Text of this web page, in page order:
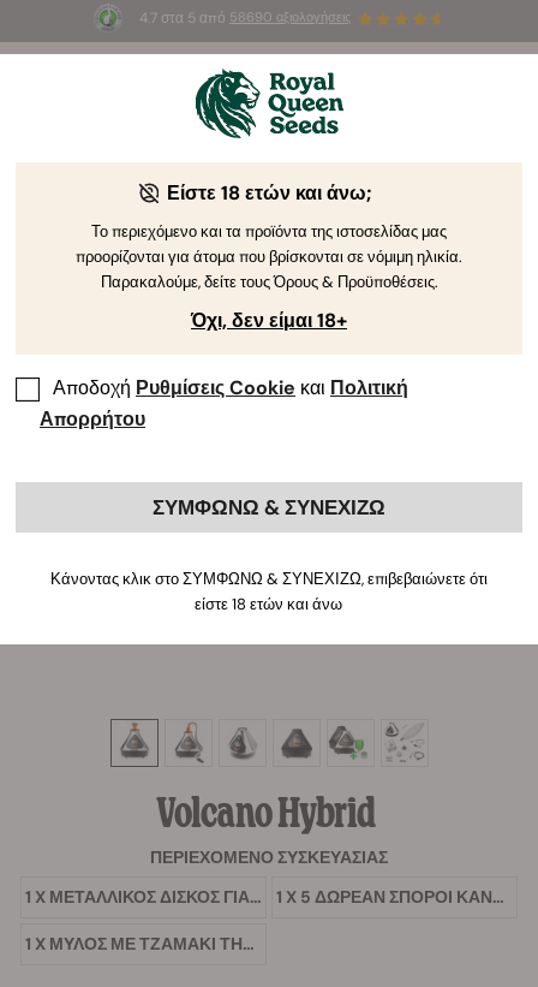
4.7 στα 5 από 58690 αξιολογήσεις
3 σπόρους White Widow AutoΔΩΡΕΑΝ για τους
Volcano Hybrid
ΠΕΡΙΕΧΌΜΕΝΟ ΣΥΣΚΕΥΑΣΊΑΣ
1 X ΜΕΤΑΛΛΙΚΌΣ ΔΊΣΚΟΣ ΓΙΑ ΣΤΡΊΨΙΜΟ RQS
1 X 5 ΔΩΡΕΆΝ ΣΠΌΡΟΙ ΚΆΝΝΑΒΗΣ
1 X ΜΎΛΟΣ ΜΕ ΤΖΑΜΆΚΙ ΤΗΣ RQS
Είστε 18 ετών και άνω;
Το περιεχόμενο και τα προϊόντα της ιστοσελίδας μας
προορίζονται για άτομα που βρίσκονται σε νόμιμη ηλικία.
Παρακαλούμε, δείτε τους Όρους & Προϋποθέσεις.
Όχι, δεν είμαι 18+
Αποδοχή Ρυθμίσεις Cookie και Πολιτική
Απορρήτου
ΣΥΜΦΩΝΩ & ΣΥΝΕΧΙΖΩ
Κάνοντας κλικ στο ΣΥΜΦΩΝΩ & ΣΥΝΕΧΙΖΩ, επιβεβαιώνετε ότι
είστε 18 ετών και άνω